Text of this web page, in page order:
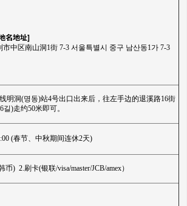
名地址]
市中区南山洞1街 7-3 서울특별시 중구 남산동1가 7-3
明洞(명동)站4号出口出来后，往左手边的退溪路16街
길)走约50米即可。
(春节、中秋期间连休2天)
币) 2.刷卡(银联/visa/master/JCB/amex）